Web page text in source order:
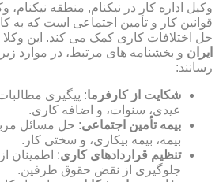
وکیل اداره کار در نیکنام, منطقه
قوانین کار و تأمین اجتماعی است که به
حل اختلافات کاری کمک می کند. این وکلا
ایران و بخشنامه های مرتبط، در موارد
رسانند:
شکایت از کارفرما: پیگیری
عیدی، سنوات، و اضافه کاری.
بیمه تأمین اجتماعی: حل مسائل
بیمه، بیمه بیکاری، و سختی کار.
تنظیم قراردادهای کاری: اطمینان
جلوگیری از نقض حقوق طرفین.